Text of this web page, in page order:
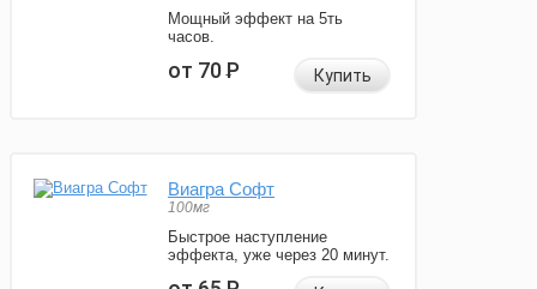
Мощный эффект на 5ть
часов.
от 70Р Купить
Виагра Софт
100мг
Быстрое наступление
эффекта, уже через 20 минут.